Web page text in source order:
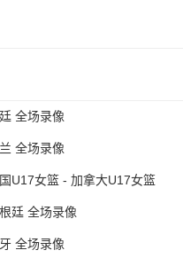
全场录像
全场录像
U17女篮 - 加拿大U17女篮
廷 全场录像
全场录像